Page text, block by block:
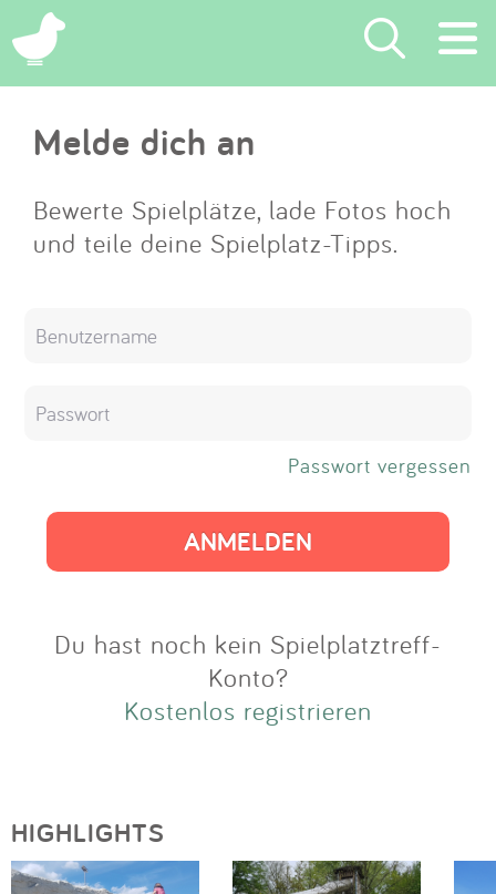
×
Suchen
Eintragen
App
Melde dich an
Bewerte Spielplätze, lade Fotos hoch
und teile deine Spielplatz-Tipps.
Passwort vergessen
Du hast noch kein Spielplatztreff-
Konto?
Kostenlos registrieren
HIGHLIGHTS